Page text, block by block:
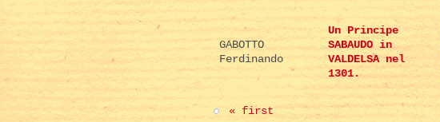
GABOTTO
Ferdinando
Un Principe
SABAUDO in
VALDELSA nel
1301.
« first